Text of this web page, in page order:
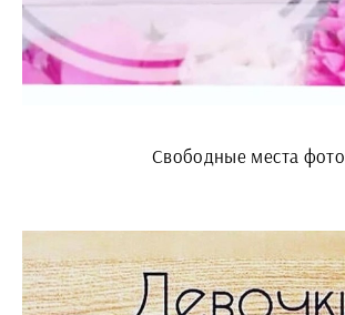
Свободные места фото